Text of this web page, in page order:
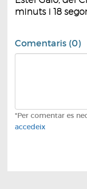
minuts i 18
Comentaris (0)
*Per comentar es
accedeix